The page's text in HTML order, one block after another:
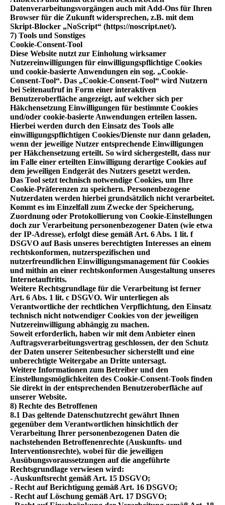
Datenverarbeitungsvorgängen auch mit Add-Ons für Ihren
Browser für die Zukunft widersprechen, z.B. mit dem
Skript-Blocker „NoScript“ (https://noscript.net/).
7) Tools und Sonstiges
Cookie-Consent-Tool
Diese Website nutzt zur Einholung wirksamer
Nutzereinwilligungen für einwilligungspflichtige Cookies
und cookie-basierte Anwendungen ein sog. „Cookie-
Consent-Tool“. Das „Cookie-Consent-Tool“ wird Nutzern
bei Seitenaufruf in Form einer interaktiven
Benutzeroberfläche angezeigt, auf welcher sich per
Häkchensetzung Einwilligungen für bestimmte Cookies
und/oder cookie-basierte Anwendungen erteilen lassen.
Hierbei werden durch den Einsatz des Tools alle
einwilligungspflichtigen Cookies/Dienste nur dann geladen,
wenn der jeweilige Nutzer entsprechende Einwilligungen
per Häkchensetzung erteilt. So wird sichergestellt, dass nur
im Falle einer erteilten Einwilligung derartige Cookies auf
dem jeweiligen Endgerät des Nutzers gesetzt werden.
Das Tool setzt technisch notwendige Cookies, um Ihre
Cookie-Präferenzen zu speichern. Personenbezogene
Nutzerdaten werden hierbei grundsätzlich nicht verarbeitet.
Kommt es im Einzelfall zum Zwecke der Speicherung,
Zuordnung oder Protokollierung von Cookie-Einstellungen
doch zur Verarbeitung personenbezogener Daten (wie etwa
der IP-Adresse), erfolgt diese gemäß Art. 6 Abs. 1 lit. f
DSGVO auf Basis unseres berechtigten Interesses an einem
rechtskonformen, nutzerspezifischen und
nutzerfreundlichen Einwilligungsmanagement für Cookies
und mithin an einer rechtskonformen Ausgestaltung unseres
Internetauftritts.
Weitere Rechtsgrundlage für die Verarbeitung ist ferner
Art. 6 Abs. 1 lit. c DSGVO. Wir unterliegen als
Verantwortliche der rechtlichen Verpflichtung, den Einsatz
technisch nicht notwendiger Cookies von der jeweiligen
Nutzereinwilligung abhängig zu machen.
Soweit erforderlich, haben wir mit dem Anbieter einen
Auftragsverarbeitungsvertrag geschlossen, der den Schutz
der Daten unserer Seitenbesucher sicherstellt und eine
unberechtigte Weitergabe an Dritte untersagt.
Weitere Informationen zum Betreiber und den
Einstellungsmöglichkeiten des Cookie-Consent-Tools finden
Sie direkt in der entsprechenden Benutzeroberfläche auf
unserer Website.
8) Rechte des Betroffenen
8.1 Das geltende Datenschutzrecht gewährt Ihnen
gegenüber dem Verantwortlichen hinsichtlich der
Verarbeitung Ihrer personenbezogenen Daten die
nachstehenden Betroffenenrechte (Auskunfts- und
Interventionsrechte), wobei für die jeweiligen
Ausübungsvoraussetzungen auf die angeführte
Rechtsgrundlage verwiesen wird:
- Auskunftsrecht gemäß Art. 15 DSGVO;
- Recht auf Berichtigung gemäß Art. 16 DSGVO;
- Recht auf Löschung gemäß Art. 17 DSGVO;